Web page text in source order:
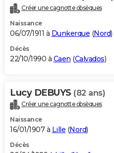
Créer une cagnotte obsèques
Naissance
06/07/1911 à Dunkerque (Nord)
Décès
22/10/1990 à Caen (Calvados)
Lucy DEBUYS (82 ans)
Créer une cagnotte obsèques
Naissance
16/01/1907 à Lille (Nord)
Décès